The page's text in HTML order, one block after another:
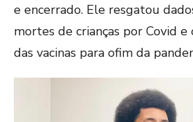
e encerrado. Ele resgatou
mortes de crianças por Covid
das vacinas para ofim da